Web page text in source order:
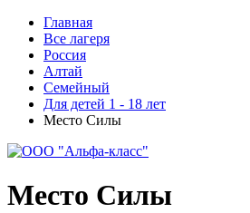
Главная
Все лагеря
Россия
Алтай
Семейный
Для детей 1 - 18 лет
Место Силы
Место Силы